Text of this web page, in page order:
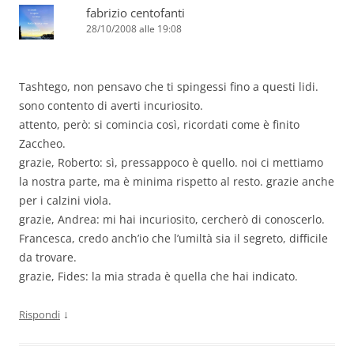
fabrizio centofanti
28/10/2008 alle 19:08
Tashtego, non pensavo che ti spingessi fino a questi lidi.
sono contento di averti incuriosito.
attento, però: si comincia così, ricordati come è finito
Zaccheo.
grazie, Roberto: sì, pressappoco è quello. noi ci mettiamo
la nostra parte, ma è minima rispetto al resto. grazie anche
per i calzini viola.
grazie, Andrea: mi hai incuriosito, cercherò di conoscerlo.
Francesca, credo anch’io che l’umiltà sia il segreto, difficile
da trovare.
grazie, Fides: la mia strada è quella che hai indicato.
Rispondi ↓